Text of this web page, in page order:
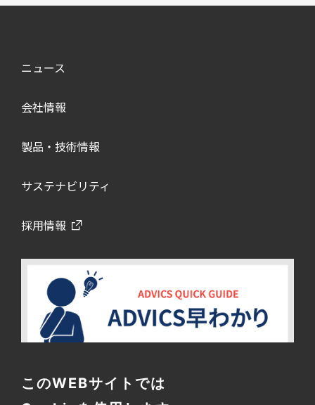
ニュース
会社情報
製品・技術情報
サステナビリティ
採用情報
このWEBサイトでは